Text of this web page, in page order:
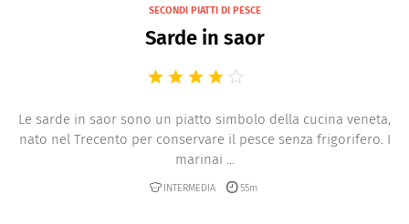
SECONDI PIATTI DI PESCE
Sarde in saor
Le sarde in saor sono un piatto simbolo della cucina veneta,
nato nel Trecento per conservare il pesce senza frigorifero. I
marinai ...
INTERMEDIA 55m